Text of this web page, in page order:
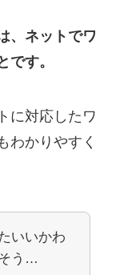
、ネットでワ
です。
に対応したワ
わかりやすく
いいかわ
う…